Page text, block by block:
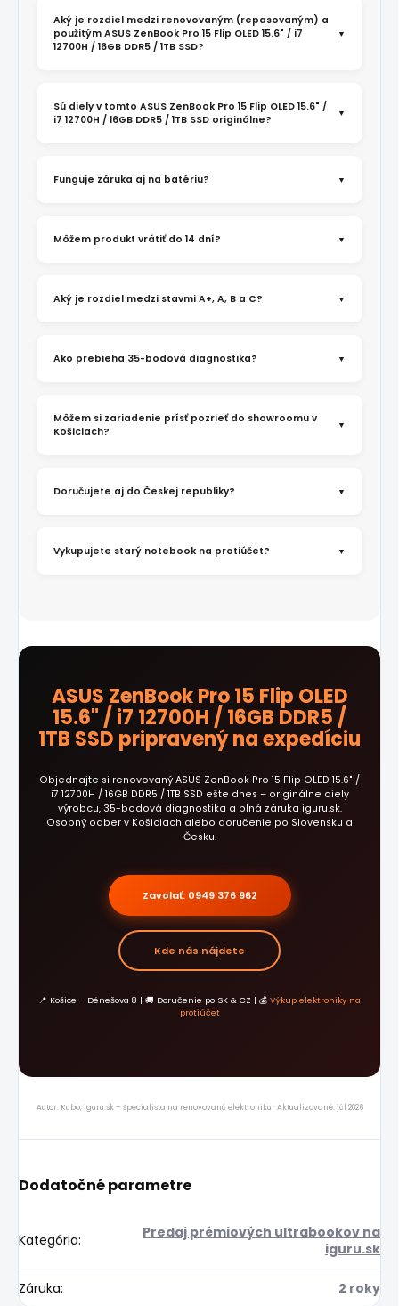
Aký je rozdiel medzi renovovaným (repasovaným) a
použitým ASUS ZenBook Pro 15 Flip OLED 15.6" / i7
12700H / 16GB DDR5 / 1TB SSD?
Sú diely v tomto ASUS ZenBook Pro 15 Flip OLED 15.6" /
i7 12700H / 16GB DDR5 / 1TB SSD originálne?
Funguje záruka aj na batériu?
Môžem produkt vrátiť do 14 dní?
Aký je rozdiel medzi stavmi A+, A, B a C?
Ako prebieha 35-bodová diagnostika?
Môžem si zariadenie prísť pozrieť do showroomu v
Košiciach?
Doručujete aj do Českej republiky?
Vykupujete starý notebook na protiúčet?
ASUS ZenBook Pro 15 Flip OLED
15.6" / i7 12700H / 16GB DDR5 /
1TB SSD pripravený na expedíciu
Objednajte si renovovaný ASUS ZenBook Pro 15 Flip OLED 15.6" /
i7 12700H / 16GB DDR5 / 1TB SSD ešte dnes – originálne diely
výrobcu, 35-bodová diagnostika a plná záruka iguru.sk.
Osobný odber v Košiciach alebo doručenie po Slovensku a
Česku.
Zavolať: 0949 376 962
Kde nás nájdete
📍 Košice – Dénešova 8 | 🚚 Doručenie po SK & CZ | 💰 Výkup elektroniky na
protiúčet
Autor: Kubo, iguru.sk – špecialista na renovovanú elektroniku · Aktualizované: júl 2026
Dodatočné parametre
Kategória:
Predaj prémiových ultrabookov na
iguru.sk
Záruka: 2 roky